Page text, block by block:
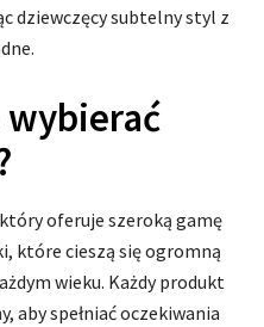
dziewczęcy subtelny styl z
wybierać
oferuje szeroką gamę
które cieszą się ogromną
wieku. Każdy produkt
aby spełniać oczekiwania